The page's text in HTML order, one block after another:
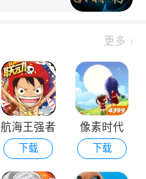
更多
航海王强者
之路手游下
载安装
下载
像素时代
下载